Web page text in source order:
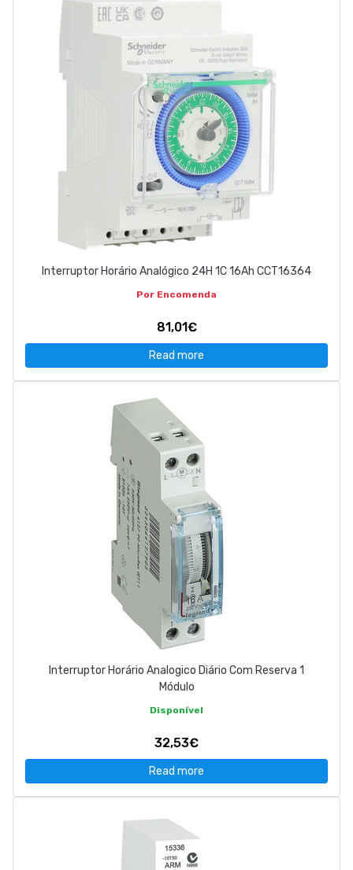
Interruptor Horário Analógico 24H 1C 16Ah CCT16364
Por Encomenda
81,01€
Read more
Interruptor Horário Analogico Diário Com Reserva 1
Módulo
Disponível
32,53€
Read more